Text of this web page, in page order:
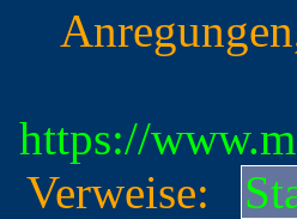
https://
Verweise: